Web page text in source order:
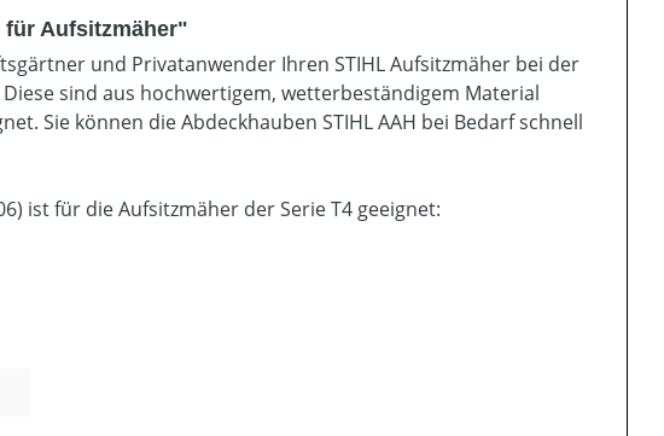
für Aufsitzmäher"
und Privatanwender Ihren STIHL Aufsitzmäher bei der
sind aus hochwertigem, wetterbeständigem Material
Sie können die Abdeckhauben STIHL AAH bei Bedarf schnell
ist für die Aufsitzmäher der Serie T4 geeignet: